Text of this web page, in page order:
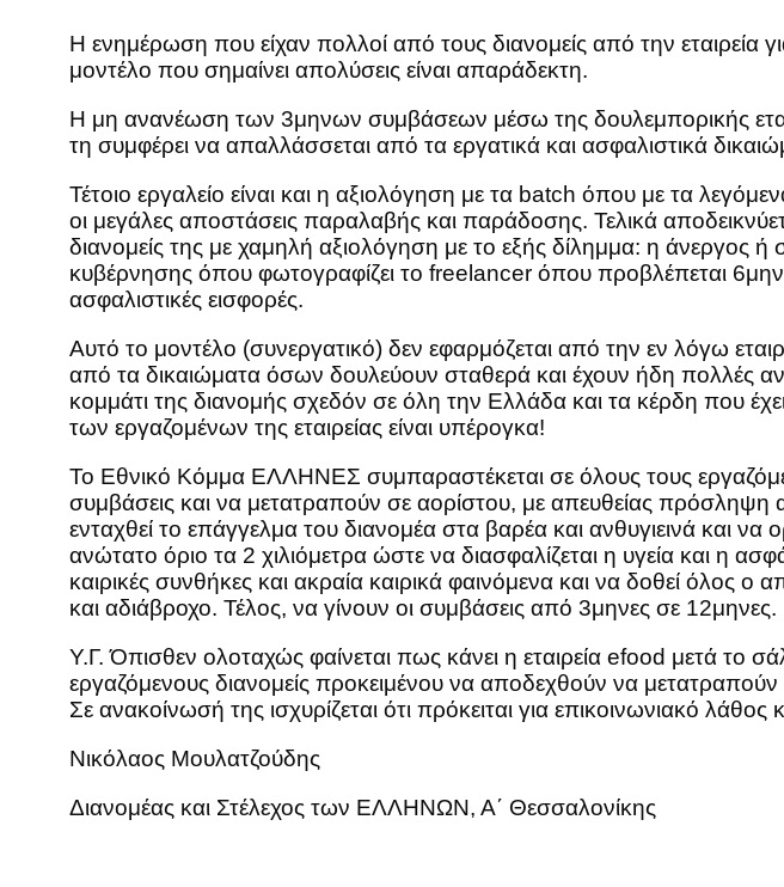
Η ενημέρωση που είχαν πολλοί από τους διανομείς από την
μοντέλο που σημαίνει απολύσεις είναι απαράδεκτη.
Η μη ανανέωση των 3μηνων συμβάσεων μέσω της δουλεμπορικής
τη συμφέρει να απαλλάσσεται από τα εργατικά και ασφαλιστικά
Τέτοιο εργαλείο είναι και η αξιολόγηση με τα batch όπου με τα
οι μεγάλες αποστάσεις παραλαβής και παράδοσης. Τελικά
διανομείς της με χαμηλή αξιολόγηση με το εξής δίλημμα: η άνεργος
κυβέρνησης όπου φωτογραφίζει το freelancer όπου προβλέπεται
ασφαλιστικές εισφορές.
Αυτό το μοντέλο (συνεργατικό) δεν εφαρμόζεται από την εν λόγω
από τα δικαιώματα όσων δουλεύουν σταθερά και έχουν ήδη πολλές
κομμάτι της διανομής σχεδόν σε όλη την Ελλάδα και τα κέρδη που
των εργαζομένων της εταιρείας είναι υπέρογκα!
Το Εθνικό Κόμμα ΕΛΛΗΝΕΣ συμπαραστέκεται σε όλους τους
συμβάσεις και να μετατραπούν σε αορίστου, με απευθείας
ενταχθεί το επάγγελμα του διανομέα στα βαρέα και ανθυγιεινά και
ανώτατο όριο τα 2 χιλιόμετρα ώστε να διασφαλίζεται η υγεία και η
καιρικές συνθήκες και ακραία καιρικά φαινόμενα και να δοθεί όλος
και αδιάβροχο. Τέλος, να γίνουν οι συμβάσεις από 3μηνες σε 12μηνες.
Υ.Γ. Όπισθεν ολοταχώς φαίνεται πως κάνει η εταιρεία efood μετά το
εργαζόμενους διανομείς προκειμένου να αποδεχθούν να
Σε ανακοίνωσή της ισχυρίζεται ότι πρόκειται για επικοινωνιακό λάθος
Νικόλαος Μουλατζούδης
Διανομέας και Στέλεχος των ΕΛΛΗΝΩΝ, Α΄ Θεσσαλονίκης